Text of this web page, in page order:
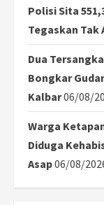
Polisi Sita
Tegaskan Tak
Dua
Bongkar
Kalbar06/08/
Warga
Diduga
Asap06/08/